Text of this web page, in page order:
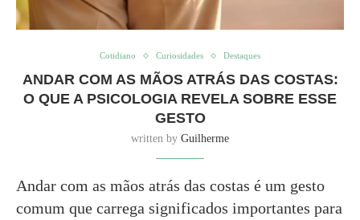
Cotidiano Curiosidades Destaques
ANDAR COM AS MÃOS ATRÁS DAS COSTAS:
O QUE A PSICOLOGIA REVELA SOBRE ESSE
GESTO
written by Guilherme
Andar com as mãos atrás das costas é um gesto
comum que carrega significados importantes para